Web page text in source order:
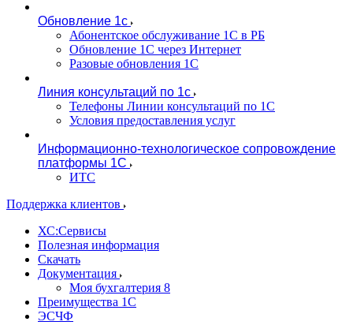
Обновление 1с
Абонентское обслуживание 1С в РБ
Обновление 1С через Интернет
Разовые обновления 1С
Линия консультаций по 1с
Телефоны Линии консультаций по 1С
Условия предоставления услуг
Информационно-технологическое сопровождение
платформы 1С
ИТС
Поддержка клиентов
ХС:Сервисы
Полезная информация
Скачать
Документация
Моя бухгалтерия 8
Преимущества 1С
ЭСЧФ